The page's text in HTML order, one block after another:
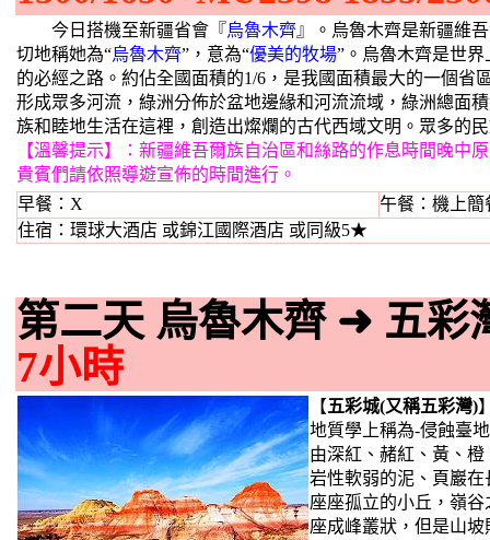
今日搭機至新疆省會『烏魯木齊』。烏魯木齊是新疆維
切地稱她為“烏魯木齊”，意為“優美的牧場”。烏魯木齊是世
的必經之路。約佔全國面積的1/6，是我國面積最大的一個
形成眾多河流，綠洲分佈於盆地邊緣和河流流域，綠洲總面
族和睦地生活在這裡，創造出燦爛的古代西域文明。眾多的
【溫馨提示】：新疆維吾爾族自治區和絲路的作息時間晚中
貴賓們請依照導遊宣佈的時間進行。
早餐：X
午餐：機上簡
住宿：環球大酒店 或錦江國際酒店 或同級5★
第二天 烏魯木齊➜ 五彩
7小時
【五彩城(又稱五彩灣)
地質學上稱為-侵蝕臺
由深紅、赭紅、黃、
岩性軟弱的泥、頁巖
座座孤立的小丘，嶺
座成峰叢狀，但是山